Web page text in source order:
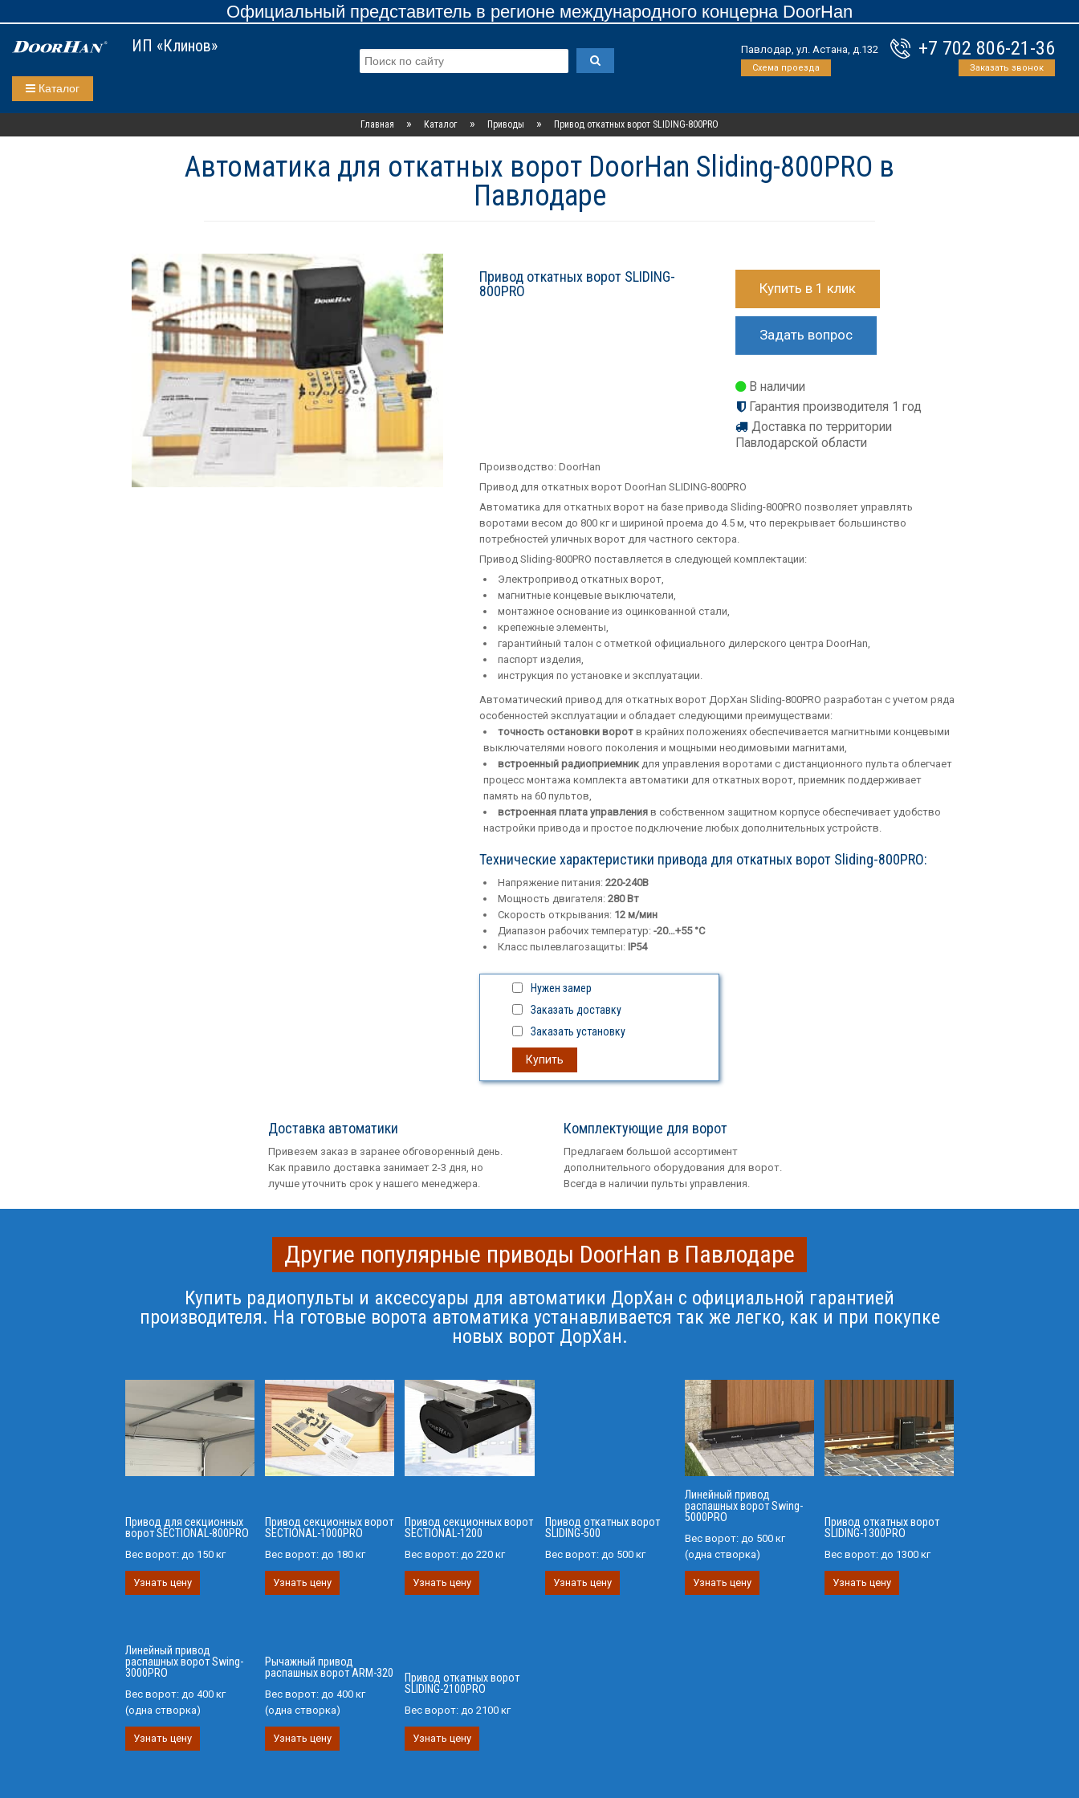
Официальный представитель в регионе международного концерна DoorHan
ИП «Клинов» +7 702 806-21-36
Заказать звонок
Павлодар, ул. Астана, д.132
Схема проезда
Каталог
Главная » Каталог » Приводы » Привод откатных ворот SLIDING-800PRO
Автоматика для откатных ворот DoorHan Sliding-800PRO в
Павлодаре
Привод откатных ворот SLIDING-
800PRO
Купить в 1 клик
Задать вопрос
В наличии
Гарантия производителя 1 год
Доставка по территории
Павлодарской области
Производство:DoorHan
Привод для откатных ворот DoorHan SLIDING-800PRO
Автоматика для откатных ворот на базе привода Sliding-800PRO позволяет управлять
воротами весом до 800 кг и шириной проема до 4.5 м, что перекрывает большинство
потребностей уличных ворот для частного сектора.
Привод Sliding-800PRO поставляется в следующей комплектации:
Электропривод откатных ворот,
мaгнитные концевые выключaтели,
монтaжное основание из оцинкованной стали,
крепежные элементы,
гарантийный талон с отметкой официального дилерского центра DoorHan,
паспорт изделия,
инструкция по установке и эксплуатации.
Автоматический привод для откатных ворот ДорХан Sliding-800PRO разработан с учетом ряда
особенностей эксплуатации и обладает следующими преимуществами:
точность остановки ворот в крайних положениях обеспечивается магнитными концевыми
выключателями нового поколения и мощными неодимовыми магнитами,
встроенный радиоприемникдля управления воротами с дистанционного пульта облегчает
процесс монтажа комплекта автоматики для откатных ворот, приемник поддерживает
память на 60 пультов,
встроенная плата управления в собственном защитном корпусе обеспечивает удобство
настройки привода и простое подключение любых дополнительных устройств.
Технические характеристики привода для откатных ворот Sliding-800PRO:
Напряжение питания:220-240В
Мощность двигателя:280 Вт
Скорость открывания: 12 м/мин
Диапазон рабочих температур:-20…+55 °С
Класс пылевлагозащиты: IP54
Нужен замер
Заказать доставку
Заказать установку
Купить
Доставка автоматики
Привезем заказ в заранее обговоренный день.
Как правило доставка занимает 2-3 дня, но
лучше уточнить срок у нашего менеджера.
Комплектующие для ворот
Предлагаем большой ассортимент
дополнительного оборудования для ворот.
Всегда в наличии пульты управления.
Другие популярные приводы DoorHan в Павлодаре
Купить радиопульты и аксессуары для автоматики ДорХан с официальной гарантией
производителя. На готовые ворота автоматика устанавливается так же легко, как и при покупке
новых ворот ДорХан.
Привод для секционных
ворот SECTIONAL-800PRO
Вес ворот: до 150 кг
Узнать цену
Привод секционных ворот
SECTIONAL-1000PRO
Вес ворот:до 180 кг
Узнать цену
Привод секционных ворот
SECTIONAL-1200
Вес ворот:до 220 кг
Узнать цену
Привод откатных ворот
SLIDING-500
Вес ворот: до 500 кг
Узнать цену
Линейный привод
распашных ворот Swing-
5000PRO
Вес ворот: до 500 кг
(одна створка)
Узнать цену
Привод откатных ворот
SLIDING-1300PRO
Вес ворот: до 1300 кг
Узнать цену
Линейный привод
распашных ворот Swing-
3000PRO
Вес ворот: до 400 кг
(одна створка)
Узнать цену
Рычажный привод
распашных ворот ARM-320
Вес ворот: до 400 кг
(одна створка)
Узнать цену
Привод откатных ворот
SLIDING-2100PRO
Вес ворот: до 2100 кг
Узнать цену